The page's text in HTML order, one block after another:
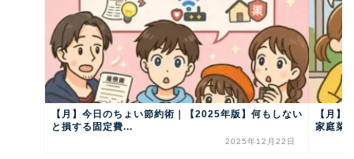
【月】今日のちょい節約術｜【2025年版】何もしない
と損する固定費...
2025年12月22日
【月
家庭菜